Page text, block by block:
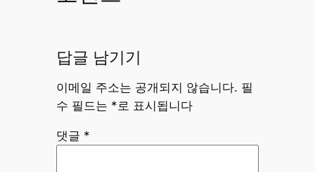
답글 남기기
이메일 주소는 공개되지 않습니다. 필
수 필드는 *로 표시됩니다
댓글 *